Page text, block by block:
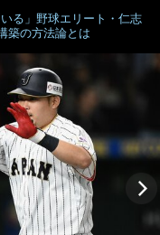
る」野球エリート・仁志
築の方法論とは